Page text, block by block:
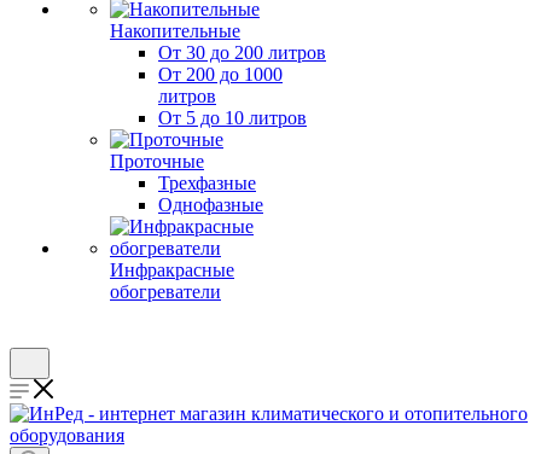
Накопительные
От 30 до 200 литров
От 200 до 1000
литров
От 5 до 10 литров
Проточные
Трехфазные
Однофазные
Инфракрасные
обогреватели